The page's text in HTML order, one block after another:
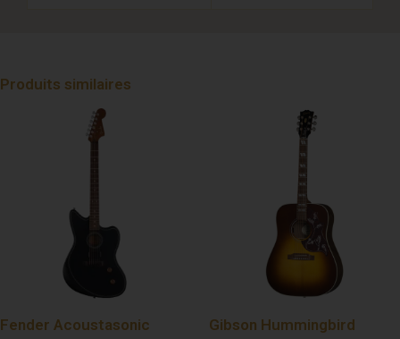
Produits similaires
Fender Acoustasonic
Gibson Hummingbird